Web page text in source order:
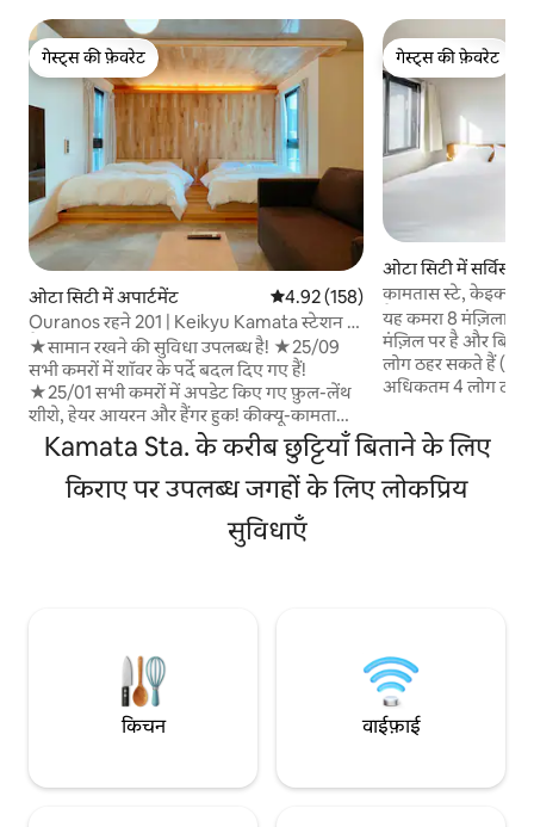
गेस्ट्स की फ़ेवरेट
गेस्ट्स की फ़ेवरेट
ओटा सिटी में अपार्टमेंट औसत रेटिंग 5 में से 4.92, 158 समीक्षाएँ
4.92 (158)
Ouranos रहने 201 | Keikyu Kamata स्टेशन से
पैर पर 4 मिनट | प्रीमियम गद्दे | नि: शुल्क उच्च गति
वाईफ़ाई
★सामान रखने की सुविधा उपलब्ध है! ★25/09
सभी कमरों में शॉवर के पर्दे बदल दिए गए हैं!
★25/01 सभी कमरों में अपडेट किए गए फ़ुल-लेंथ
शीशे, हेयर आयरन और हैंगर हुक! कीक्यू-कामता
स्टेशन 350 मीटर और बेहतरीन पहुँच।शॉपिंग स्ट्रीट,
सुपरमार्केट, सुविधा स्टोर के पास बहुत सुविधाजनक
लोकेशन यह एक नवनिर्मित 5 - मंजिला इमारत है
जिसमें एक लिफ्ट और एक निजी आवास सुविधा है।
201 एक ऐसा कमरा है, जहाँ ज़्यादा-से-ज़्यादा 6 लोग
ठहर सकते हैं। हम बिस्तर में हाई-एंड होटल गद्दे
हाई-स्पीड वाला मुफ़्त वाईफ़ाई उपलब्ध है, ताकि दूर
रहकर काम करने वाले मेहमानों को कोई परेशानी न
हो।यह 5GHz बैंड में लगभग 300Mbps डाउन है।
इमारत में कुल 11 कमरे हैं।अगर आपको किसी समूह
दूसरी लिस्टिंग से बुक करें। ◆लंबी अवधि की बुकिंग
गेस्ट्स की फ़ेवरेट
गेस्ट्स की फ़ेवरेट
ओटा सिटी में सर्विस
कामतास स्टे, केइक्यू
पैदल दूरी पर, मुफ़्त
साइज़ बेड, सोफ़ा बेड...
यह कमरा 8 मंज़िला
मंज़िल पर है और
लोग ठहर सकते हैं
अधिकतम 4 लोग ठहर
8 कमरे हैं, जिनके नंबर
पर सिर्फ़ एक कमरा
चाहिए या दूसरी
किसी दूसरी लिस्टिंग
पर नीचे दिए गए अन्य
आनंद ले सकते हैं। आप
मुफ़्त में Netflix देख
Youtube और
सकते हैं। इसमें एक
ऑप्टिकल कम्युनिकेशन
Kamata Sta. के करीब छुट्टियाँ बिताने के लिए
किराए पर उपलब्ध जगहों के लिए लोकप्रिय
सुविधाएँ
किचन वाईफ़ाई